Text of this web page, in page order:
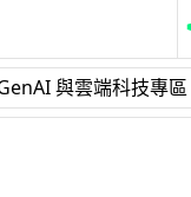
與雲端科技專區